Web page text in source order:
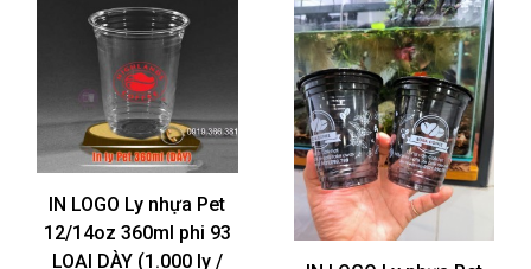
IN LOGO Ly nhựa Pet
12/14oz 360ml phi 93
LOẠI DÀY (1.000 ly /